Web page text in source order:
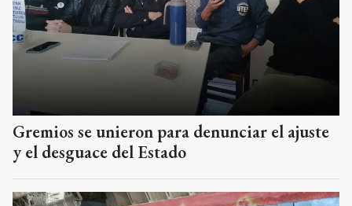
Gremios se unieron para denunciar el ajuste
y el desguace del Estado